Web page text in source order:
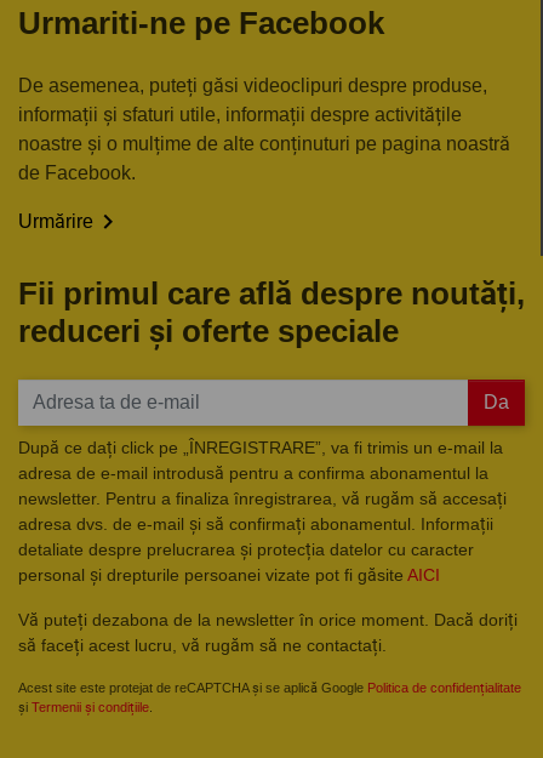
Urmariti-ne pe Facebook
De asemenea, puteți găsi videoclipuri despre produse,
informații și sfaturi utile, informații despre activitățile
noastre și o mulțime de alte conținuturi pe pagina noastră
de Facebook.
Urmărire 
Fii primul care află despre noutăți,
reduceri și oferte speciale
Da
După ce dați click pe „ÎNREGISTRARE”, va fi trimis un e-mail la
adresa de e-mail introdusă pentru a confirma abonamentul la
newsletter. Pentru a finaliza înregistrarea, vă rugăm să accesați
adresa dvs. de e-mail și să confirmați abonamentul. Informații
detaliate despre prelucrarea și protecția datelor cu caracter
personal și drepturile persoanei vizate pot fi găsite AICI
Vă puteți dezabona de la newsletter în orice moment. Dacă doriți
să faceți acest lucru, vă rugăm să ne contactați.
Acest site este protejat de reCAPTCHA și se aplică Google Politica de confidențialitate
și Termenii și condițiile